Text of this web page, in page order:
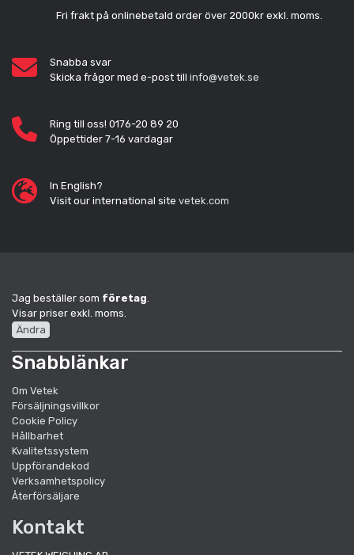
Fri frakt på onlinebetald order över 2000kr exkl. moms.
Snabba svar
Skicka frågor med e-post till info@vetek.se
Ring till oss! 0176-20 89 20
Öppettider 7-16 vardagar
In English?
Visit our international site vetek.com
Jag beställer som företag.
Visar priser exkl. moms.
Ändra
Snabblänkar
Om Vetek
Försäljningsvillkor
Cookie Policy
Hållbarhet
Kvalitetssystem
Uppförandekod
Verksamhetspolicy
Återförsäljare
Kontakt